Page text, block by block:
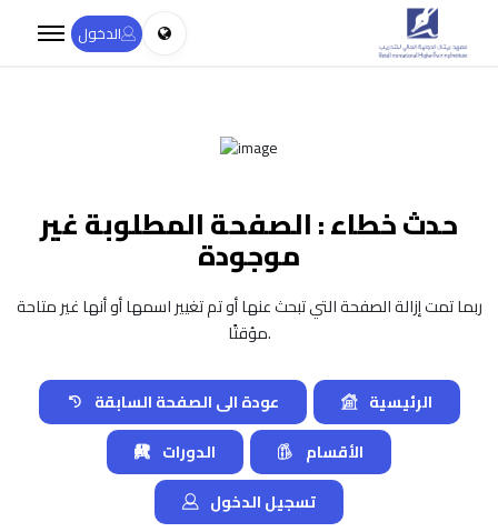
الدخول
حدث خطاء : الصفحة المطلوبة غير
موجودة
ربما تمت إزالة الصفحة التي تبحث عنها أو تم تغيير اسمها أو أنها غير متاحة
مؤقتًا.
عودة الى الصفحة السابقة
الرئيسية
الدورات
الأقسام
تسجيل الدخول